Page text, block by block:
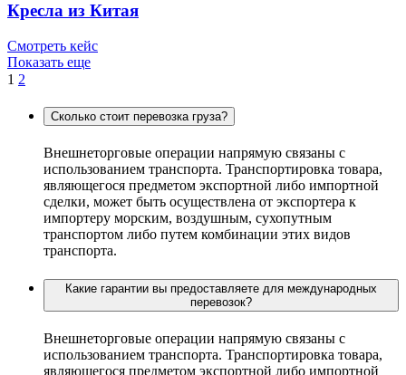
Кресла из Китая
Смотреть кейс
Показать еще
1 2
Сколько стоит перевозка груза?
Внешнеторговые операции напрямую связаны с
использованием транспорта. Транспортировка товара,
являющегося предметом экспортной либо импортной
сделки, может быть осуществлена от экспортера к
импортеру морским, воздушным, сухопутным
транспортом либо путем комбинации этих видов
транспорта.
Какие гарантии вы предоставляете для международных
перевозок?
Внешнеторговые операции напрямую связаны с
использованием транспорта. Транспортировка товара,
являющегося предметом экспортной либо импортной